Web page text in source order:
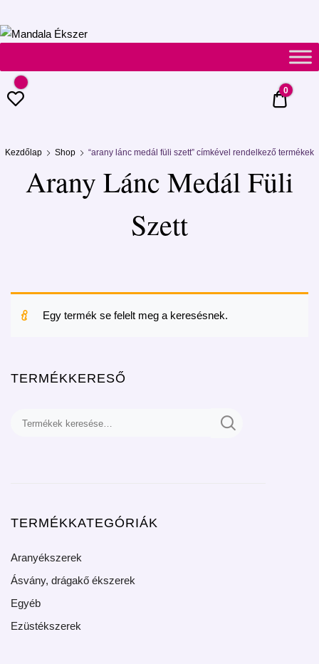
Mandala
Ékszer
0 Ft
0
Kezdőlap Shop “arany lánc medál füli szett” címkével rendelkező termékek
Arany Lánc Medál Füli
Szett
Egy termék se felelt meg a keresésnek.
TERMÉKKERESŐ
TERMÉKKATEGÓRIÁK
Aranyékszerek
Ásvány, drágakő ékszerek
Egyéb
Ezüstékszerek